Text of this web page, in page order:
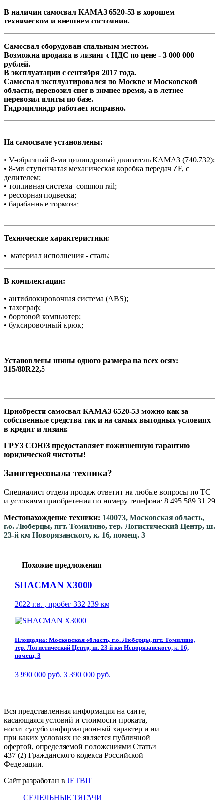
В наличии самосвал КАМАЗ 6520-53 в хорошем
техническом и внешнем состоянии.
Самосвал оборудован спальным местом.
Возможна продажа в лизинг с НДС по цене - 3 000 000
рублей.
В эксплуатации с сентября 2017 года.
Самосвал эксплуатировался по Москве и Московской
области, перевозил снег в зимнее время, а в летнее
перевозил плиты по базе.
Гидроцилиндр работает исправно.
На самосвале установлены:
• V-образный 8-ми цилиндровый двигатель КАМАЗ (740.732);
• 8-ми ступенчатая механическая коробка передач ZF, с
делителем;
• топливная система common rail;
• рессорная подвеска;
• барабанные тормоза;
Технические характеристики:
• материал исполнения - сталь;
В комплектации:
• антиблокировочная система (ABS);
• тахограф;
• бортовой компьютер;
• буксировочный крюк;
Установлены шины одного размера на всех осях:
315/80R22,5
Приобрести самосвал КАМАЗ 6520-53 можно как за
собственные средства так и на самых выгодных условиях
в кредит и лизинг.
ГРУЗ СОЮЗ предоставляет пожизненную гарантию
юридической чистоты!
Заинтересовала техника?
Специалист отдела продаж ответит на любые вопросы по ТС
и условиям приобретения по номеру телефона: 8 495 589 31 29
Местонахождение техники: 140073, Московская область,
г.о. Люберцы, пгт. Томилино, тер. Логистический Центр, ш.
23-й км Новорязанского, к. 16, помещ. 3
Похожие предложения
SHACMAN X3000
2022 г.в. , пробег 332 239 км
Площадка: Московская область, г.о. Люберцы, пгт. Томилино,
тер. Логистический Центр, ш. 23-й км Новорязанского, к. 16,
помещ. 3
3 990 000 руб. 3 390 000 руб.
Вся представленная информация на сайте,
касающаяся условий и стоимости проката,
носит сугубо информационный характер и ни
при каких условиях не является публичной
офертой, определяемой положениями Статьи
437 (2) Гражданского кодекса Российской
Федерации.
Сайт разработан в JETBIT
СЕДЕЛЬНЫЕ ТЯГАЧИ